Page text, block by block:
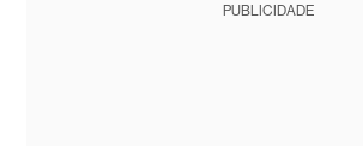
PUBLICIDADE